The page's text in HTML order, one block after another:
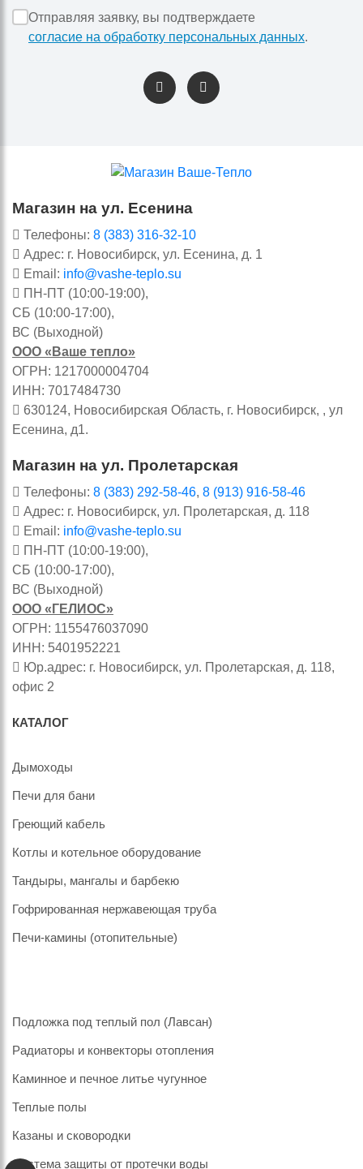
Отправляя заявку, вы подтверждаете
согласие на обработку персональных данных.
Магазин на ул. Есенина
Телефоны: 8 (383) 316-32-10
Адрес: г. Новосибирск, ул. Есенина, д. 1
Email: info@vashe-teplo.su
ПН-ПТ (10:00-19:00),
СБ (10:00-17:00),
ВС (Выходной)
ООО «Ваше тепло»
ОГРН: 1217000004704
ИНН: 7017484730
630124, Новосибирская Область, г. Новосибирск, , ул
Есенина, д1.
Магазин на ул. Пролетарская
Телефоны: 8 (383) 292-58-46, 8 (913) 916-58-46
Адрес: г. Новосибирск, ул. Пролетарская, д. 118
Email: info@vashe-teplo.su
ПН-ПТ (10:00-19:00),
СБ (10:00-17:00),
ВС (Выходной)
ООО «ГЕЛИОС»
ОГРН: 1155476037090
ИНН: 5401952221
Юр.адрес: г. Новосибирск, ул. Пролетарская, д. 118,
офис 2
КАТАЛОГ
Дымоходы
Печи для бани
Греющий кабель
Котлы и котельное оборудование
Тандыры, мангалы и барбекю
Гофрированная нержавеющая труба
Печи-камины (отопительные)
Подложка под теплый пол (Лавсан)
Радиаторы и конвекторы отопления
Каминное и печное литье чугунное
Теплые полы
Казаны и сковородки
Система защиты от протечки воды